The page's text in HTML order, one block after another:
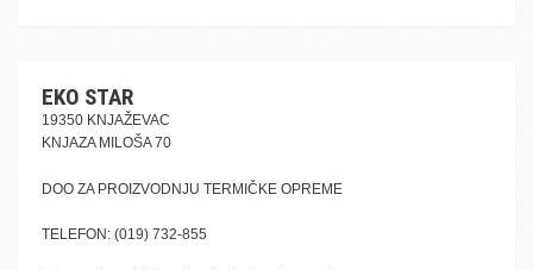
EKO STAR
19350 KNJAŽEVAC
KNJAZA MILOŠA 70
DOO ZA PROIZVODNJU TERMIČKE OPREME
TELEFON: (019) 732-855